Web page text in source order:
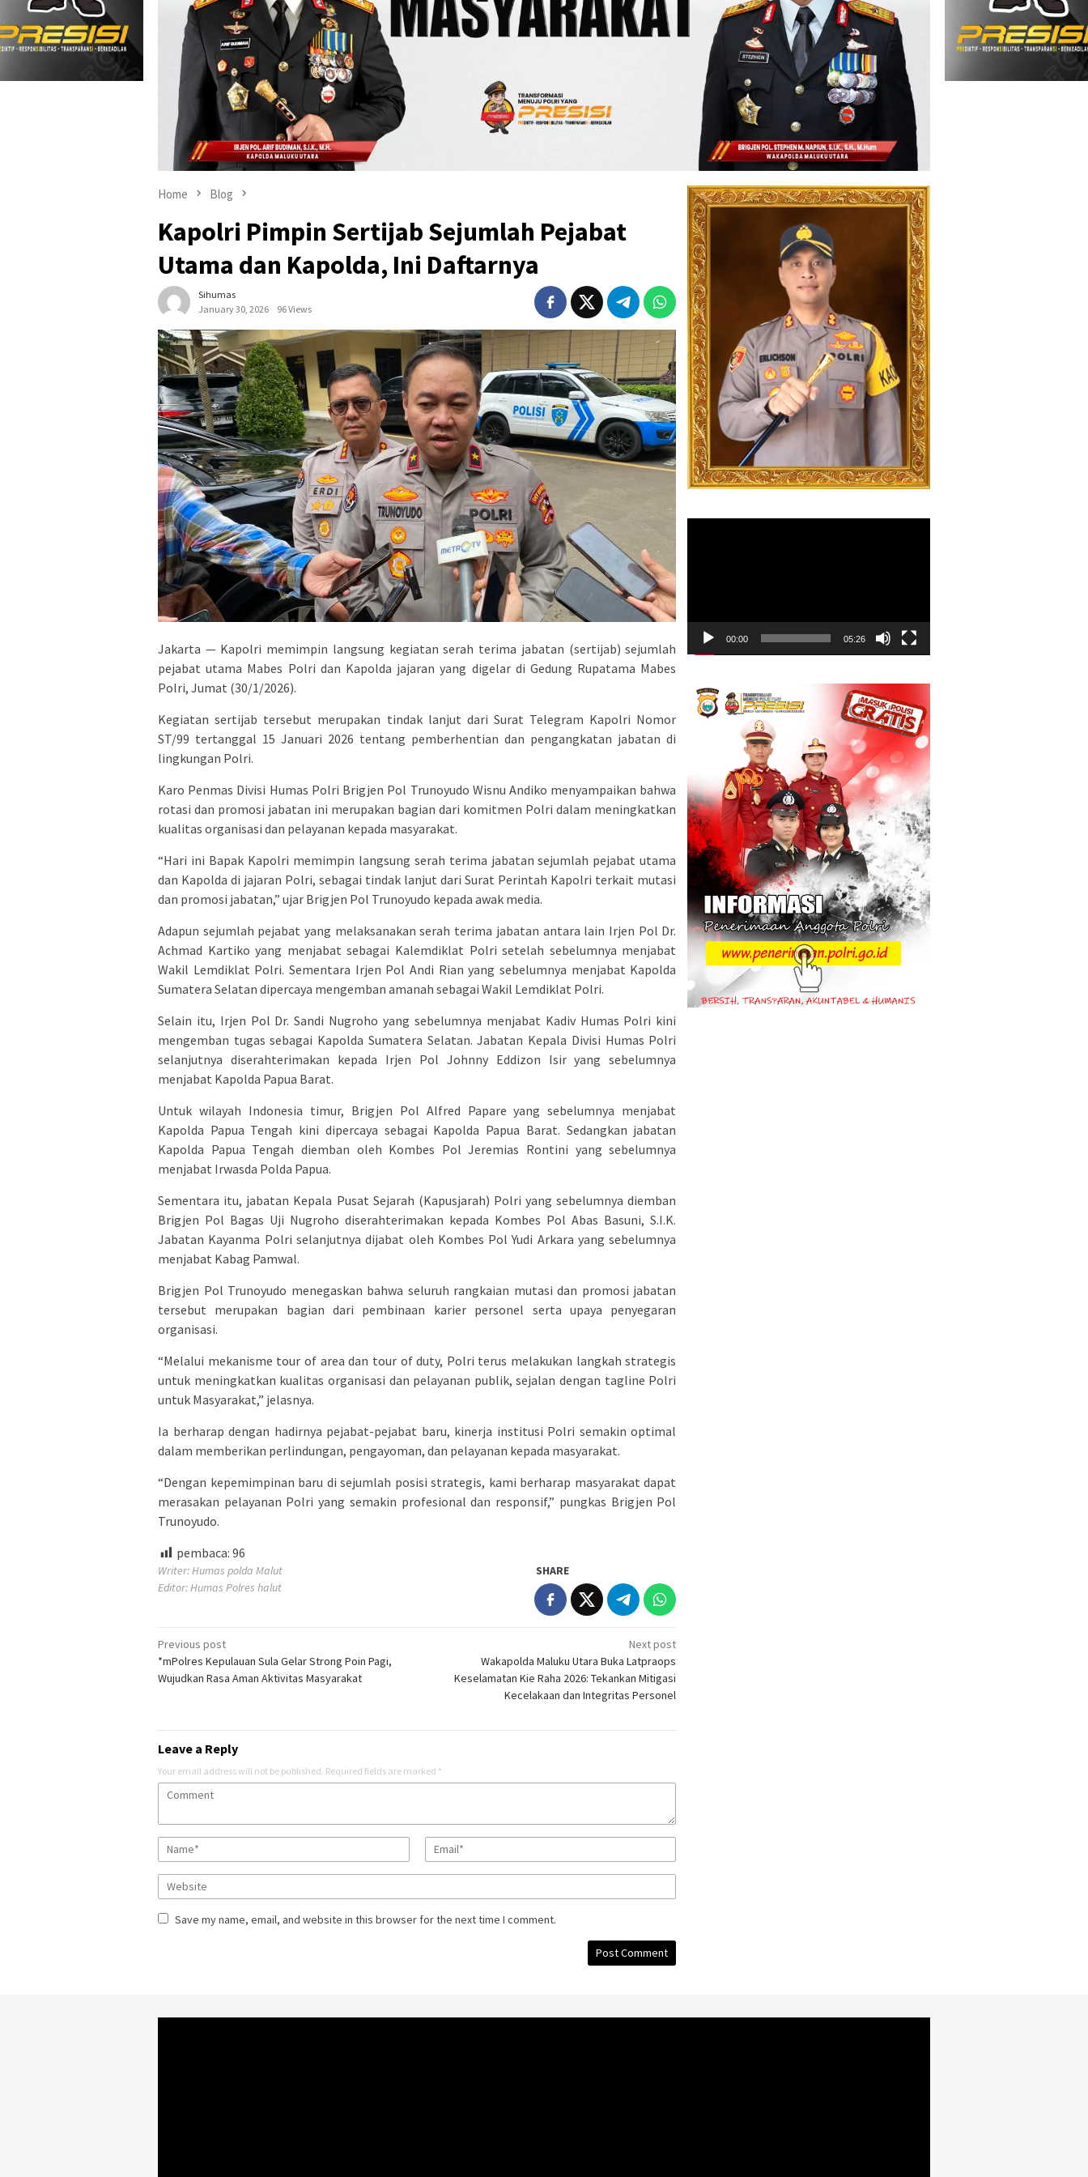
Home Blog
Kapolri Pimpin Sertijab Sejumlah Pejabat
Utama dan Kapolda, Ini Daftarnya
Sihumas
January 30, 2026
96 Views
Jakarta — Kapolri memimpin langsung kegiatan serah terima jabatan (sertijab) sejumlah
pejabat utama Mabes Polri dan Kapolda jajaran yang digelar di Gedung Rupatama Mabes
Polri, Jumat (30/1/2026).
Kegiatan sertijab tersebut merupakan tindak lanjut dari Surat Telegram Kapolri Nomor
ST/99 tertanggal 15 Januari 2026 tentang pemberhentian dan pengangkatan jabatan di
lingkungan Polri.
Karo Penmas Divisi Humas Polri Brigjen Pol Trunoyudo Wisnu Andiko menyampaikan bahwa
rotasi dan promosi jabatan ini merupakan bagian dari komitmen Polri dalam meningkatkan
kualitas organisasi dan pelayanan kepada masyarakat.
“Hari ini Bapak Kapolri memimpin langsung serah terima jabatan sejumlah pejabat utama
dan Kapolda di jajaran Polri, sebagai tindak lanjut dari Surat Perintah Kapolri terkait mutasi
dan promosi jabatan,” ujar Brigjen Pol Trunoyudo kepada awak media.
Adapun sejumlah pejabat yang melaksanakan serah terima jabatan antara lain Irjen Pol Dr.
Achmad Kartiko yang menjabat sebagai Kalemdiklat Polri setelah sebelumnya menjabat
Wakil Lemdiklat Polri. Sementara Irjen Pol Andi Rian yang sebelumnya menjabat Kapolda
Sumatera Selatan dipercaya mengemban amanah sebagai Wakil Lemdiklat Polri.
Selain itu, Irjen Pol Dr. Sandi Nugroho yang sebelumnya menjabat Kadiv Humas Polri kini
mengemban tugas sebagai Kapolda Sumatera Selatan. Jabatan Kepala Divisi Humas Polri
selanjutnya diserahterimakan kepada Irjen Pol Johnny Eddizon Isir yang sebelumnya
menjabat Kapolda Papua Barat.
Untuk wilayah Indonesia timur, Brigjen Pol Alfred Papare yang sebelumnya menjabat
Kapolda Papua Tengah kini dipercaya sebagai Kapolda Papua Barat. Sedangkan jabatan
Kapolda Papua Tengah diemban oleh Kombes Pol Jeremias Rontini yang sebelumnya
menjabat Irwasda Polda Papua.
Sementara itu, jabatan Kepala Pusat Sejarah (Kapusjarah) Polri yang sebelumnya diemban
Brigjen Pol Bagas Uji Nugroho diserahterimakan kepada Kombes Pol Abas Basuni, S.I.K.
Jabatan Kayanma Polri selanjutnya dijabat oleh Kombes Pol Yudi Arkara yang sebelumnya
menjabat Kabag Pamwal.
Brigjen Pol Trunoyudo menegaskan bahwa seluruh rangkaian mutasi dan promosi jabatan
tersebut merupakan bagian dari pembinaan karier personel serta upaya penyegaran
organisasi.
“Melalui mekanisme tour of area dan tour of duty, Polri terus melakukan langkah strategis
untuk meningkatkan kualitas organisasi dan pelayanan publik, sejalan dengan tagline Polri
untuk Masyarakat,” jelasnya.
Ia berharap dengan hadirnya pejabat-pejabat baru, kinerja institusi Polri semakin optimal
dalam memberikan perlindungan, pengayoman, dan pelayanan kepada masyarakat.
“Dengan kepemimpinan baru di sejumlah posisi strategis, kami berharap masyarakat dapat
merasakan pelayanan Polri yang semakin profesional dan responsif,” pungkas Brigjen Pol
Trunoyudo.
pembaca: 96
Writer: Humas polda Malut
Editor: Humas Polres halut
SHARE
Post
navigation
Previous post
*mPolres Kepulauan Sula Gelar Strong Poin Pagi,
Wujudkan Rasa Aman Aktivitas Masyarakat
Next post
Wakapolda Maluku Utara Buka Latpraops
Keselamatan Kie Raha 2026: Tekankan Mitigasi
Kecelakaan dan Integritas Personel
Leave a Reply
Your email address will not be published. Required fields are marked *
Save my name, email, and website in this browser for the next time I comment.
00:00 05:26